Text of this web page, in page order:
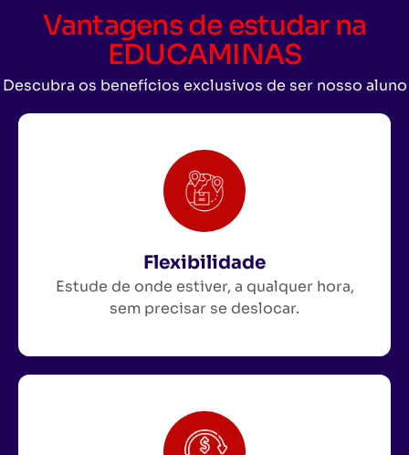
Vantagens de estudar na
EDUCAMINAS
Descubra os benefícios exclusivos de ser nosso aluno
Flexibilidade
Estude de onde estiver, a qualquer hora,
sem precisar se deslocar.